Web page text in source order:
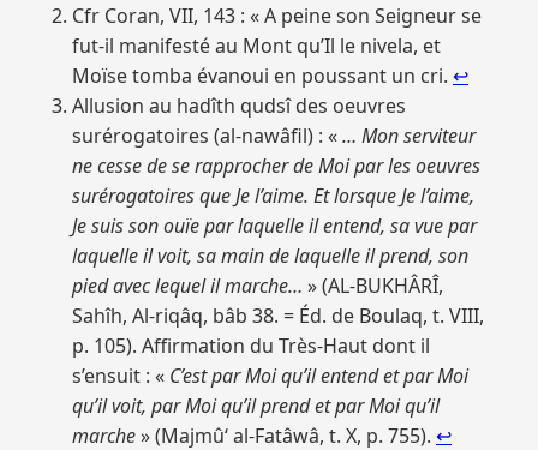
Cfr Coran, VII, 143 : « A peine son Seigneur se
fut-il manifesté au Mont qu’Il le nivela, et
Moïse tomba évanoui en poussant un cri. ↩︎
Allusion au hadîth qudsî des oeuvres
surérogatoires (al-nawâfil) : «… Mon serviteur
ne cesse de se rapprocher de Moi par les oeuvres
surérogatoires que Je l’aime. Et lorsque Je l’aime,
Je suis son ouïe par laquelle il entend, sa vue par
laquelle il voit, sa main de laquelle il prend, son
pied avec lequel il marche… » (AL-BUKHÂRÎ,
Sahîh, Al-riqâq, bâb 38. = Éd. de Boulaq, t. VIII,
p. 105). Affirmation du Très-Haut dont il
s’ensuit : « C’est par Moi qu’il entend et par Moi
qu’il voit, par Moi qu’il prend et par Moi qu’il
marche» (Majmû‘ al-Fatâwâ, t. X, p. 755). ↩︎